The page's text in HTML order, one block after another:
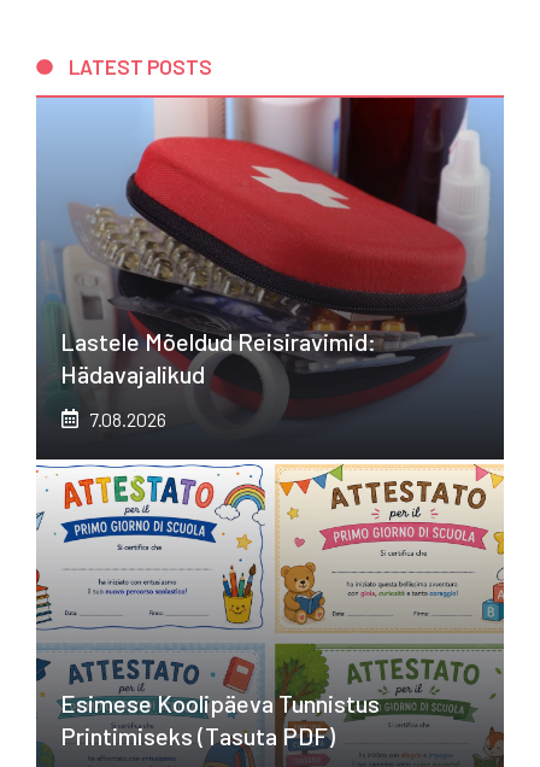
LATEST POSTS
Lastele Mõeldud Reisiravimid:
Hädavajalikud
7.08.2026
Esimese Koolipäeva Tunnistus
Printimiseks (tasuta PDF)